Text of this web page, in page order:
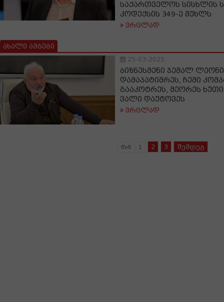
საქართველოს სისხლის
კოდექსის 349-ე მუხლს
ვრცლად
ახალი ამბები
25-03-2025
ბიზნესმენი ჯემალ
დამაპატიმრეს, ჩემი
გააკოტრეს, მეორეს
ვალი დაუტოვეს
ვრცლად
წინ 1 2 3 შემდეგ